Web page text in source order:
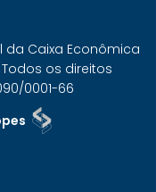
da Caixa Econômica
os direitos
0001-66